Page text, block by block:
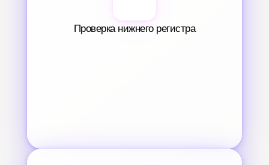
Проверка нижнего регистра